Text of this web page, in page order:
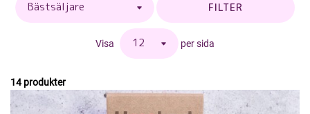
FILTER
Visa per sida
14 produkter